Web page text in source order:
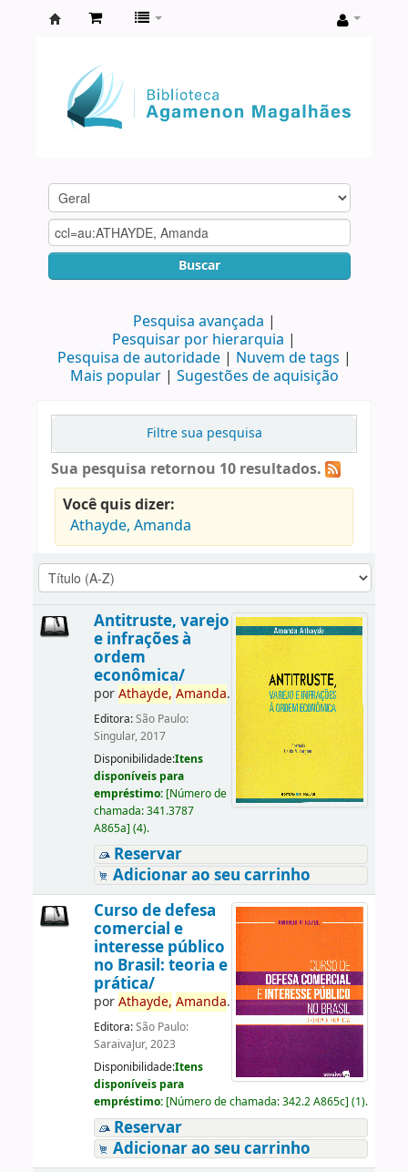
Agamenon
Magalhães
Buscar
Pesquisa avançada
Pesquisar por hierarquia
Pesquisa de autoridade
Nuvem de tags
Mais popular
Sugestões de aquisição
Filtre sua pesquisa
Sua pesquisa retornou 10 resultados.
Você quis dizer:
Athayde, Amanda
Antitruste, varejo
e infrações à
ordem
econômica/
porAthayde, Amanda.
Editora:São Paulo:
Singular, 2017
Disponibilidade:Itens
disponíveis para
empréstimo: [Número de
chamada:341.3787
A865a] (4).
Reservar
Adicionar ao seu carrinho
Curso de defesa
comercial e
interesse público
no Brasil: teoria e
prática/
porAthayde, Amanda.
Editora:São Paulo:
SaraivaJur, 2023
Disponibilidade:Itens
disponíveis para
empréstimo: [Número de chamada:342.2 A865c] (1).
Reservar
Adicionar ao seu carrinho